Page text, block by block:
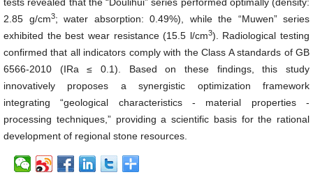
2.85 g/cm3; water absorption: 0.49%), while the “Muwen” series
exhibited the best wear resistance (15.5 l/cm3). Radiological testing
confirmed that all indicators comply with the Class A standards of GB
6566-2010 (IRa ≤ 0.1). Based on these findings, this study
innovatively proposes a synergistic optimization framework
integrating “geological characteristics - material properties -
processing techniques,” providing a scientific basis for the rational
development of regional stone resources.